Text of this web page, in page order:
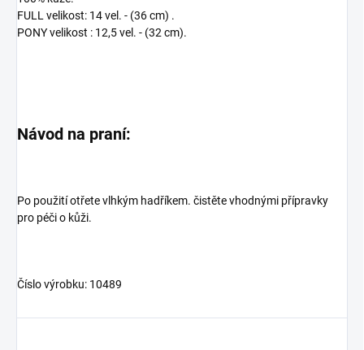
FULL velikost: 14 vel. - (36 cm) .
PONY velikost : 12,5 vel. - (32 cm).
Návod na praní:
Po použití otřete vlhkým hadříkem. čistěte vhodnými přípravky
pro péči o kůži.
Číslo výrobku: 10489